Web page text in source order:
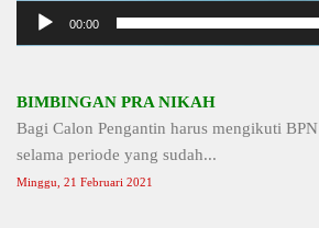
00:00
BIMBINGAN PRA NIKAH
Bagi Calon Pengantin harus mengikuti BPN
selama periode yang sudah...
Minggu, 21 Februari 2021